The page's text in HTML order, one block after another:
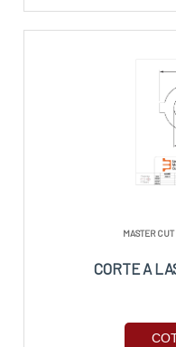
MASTER
CORTE A